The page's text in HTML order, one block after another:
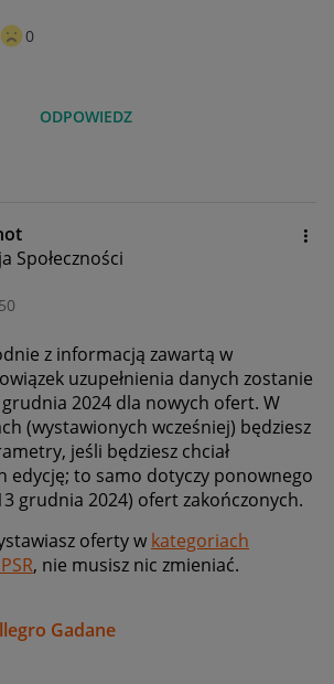
0
ODPOWIEDZ
Społeczności
z informacją zawartą w
uzupełnienia danych zostanie
2024 dla nowych ofert. W
(wystawionych wcześniej) będziesz
jeśli będziesz chciał
edycję; to samo dotyczy ponownego
grudnia 2024) ofert zakończonych.
oferty w kategoriach
, nie musisz nic zmieniać.
Gadane